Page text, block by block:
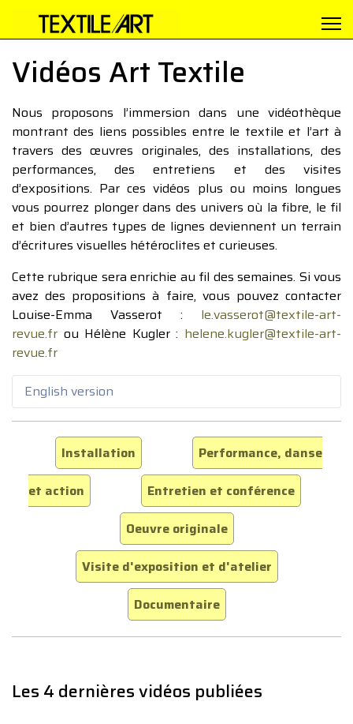
Vidéos Art Textile
Nous proposons l’immersion dans une vidéothèque
montrant des liens possibles entre le textile et l’art à
travers des œuvres originales, des installations, des
performances, des entretiens et des visites
d’expositions. Par ces vidéos plus ou moins longues
vous pourrez plonger dans des univers où la fibre, le fil
et bien d’autres types de lignes deviennent un terrain
d’écritures visuelles hétéroclites et curieuses.
Cette rubrique sera enrichie au fil des semaines. Si vous
avez des propositions à faire, vous pouvez contacter
Louise-Emma Vasserot : le.vasserot@textile-art-
revue.fr ou Hélène Kugler : helene.kugler@textile-art-
revue.fr
English version
Installation
Performance, danse
et action
Entretien et conférence
Oeuvre originale
Visite d'exposition et d'atelier
Documentaire
Les 4 dernières vidéos publiées